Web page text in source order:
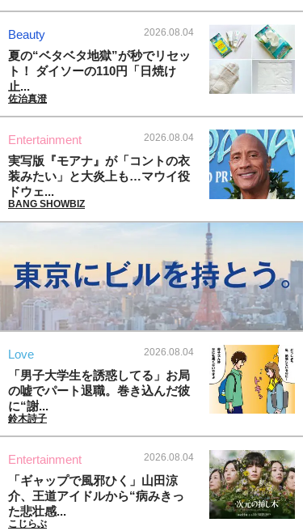
Beauty 2026.08.04
夏の“ベタベタ地獄”が秒でリセッ
ト！ ダイソーの110円「日焼け
止...
佐治真澄
Entertainment 2026.08.04
実写版『モアナ』が「コントの衣
装みたい」と大炎上も…マウイ役
ドウェ...
BANG SHOWBIZ
Love 2026.08.04
「男子大学生を誘惑してる」お局
の嘘でパート退職。巻き込んだ彼
に“謝...
鈴木詩子
Entertainment 2026.08.04
「ギャップで風邪ひく」山田涼
介、王道アイドルから“病みきっ
た悲壮感...
こじらぶ